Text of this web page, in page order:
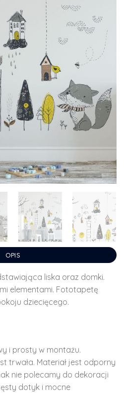
OPIS
liska oraz domki.
elementami. Fototapetę
dziecięcego.
i prosty w montażu.
trwała. Materiał jest odporny
nie polecamy do dekoracji
dotyk i mocne